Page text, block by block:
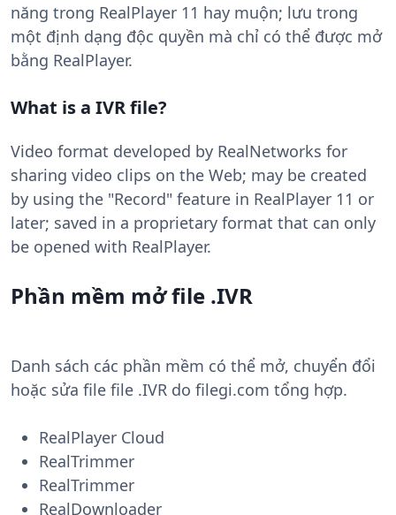
năng trong RealPlayer 11 hay muộn; lưu trong
một định dạng độc quyền mà chỉ có thể được mở
bằng RealPlayer.
What is a IVR file?
Video format developed by RealNetworks for
sharing video clips on the Web; may be created
by using the "Record" feature in RealPlayer 11 or
later; saved in a proprietary format that can only
be opened with RealPlayer.
Phần mềm mở file .IVR
Danh sách các phần mềm có thể mở, chuyển đổi
hoặc sửa file file .IVR do filegi.com tổng hợp.
RealPlayer Cloud
RealTrimmer
RealTrimmer
RealDownloader